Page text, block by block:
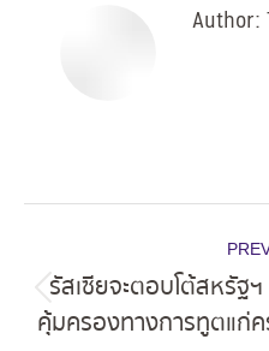
Author:
navigation
รัสเซียจะตอบโต้สหรัฐ
คุ้มครองทางการทูตแก่